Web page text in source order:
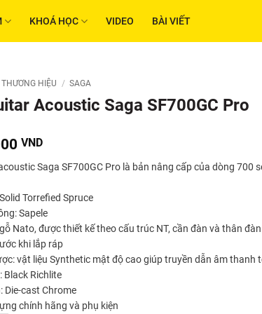
KHOÁ HỌC VIDEO BÀI VIẾT
THƯƠNG HIỆU / SAGA
Acoustic Saga SF700GC Pro
VND
Saga SF700GC Pro là bản nâng cấp của dòng 700
Torrefied Spruce
Sapele
Nato, được thiết kế theo cấu trúc NT, cần đàn và thân
khi lắp ráp
vật liệu Synthetic mật độ cao giúp truyền dẫn âm thanh
Black Richlite
Die-cast Chrome
chính hãng và phụ kiện